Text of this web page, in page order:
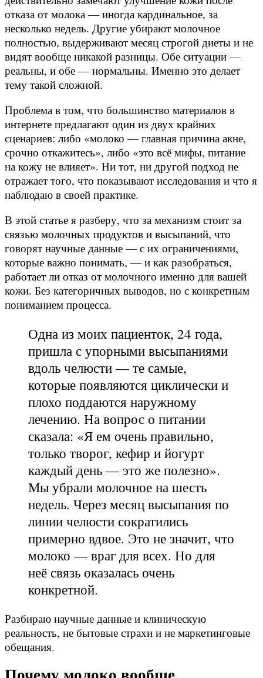
отказа от молока — иногда кардинальное, за
несколько недель. Другие убирают молочное
полностью, выдерживают месяц строгой диеты и не
видят вообще никакой разницы. Обе ситуации —
реальны, и обе — нормальны. Именно это делает
тему такой сложной.
Проблема в том, что большинство материалов в
интернете предлагают один из двух крайних
сценариев: либо «молоко — главная причина акне,
срочно откажитесь», либо «это всё мифы, питание
на кожу не влияет». Ни тот, ни другой подход не
отражает того, что показывают исследования и что я
наблюдаю в своей практике.
В этой статье я разберу, что за механизм стоит за
связью молочных продуктов и высыпаний, что
говорят научные данные — с их ограничениями,
которые важно понимать, — и как разобраться,
работает ли отказ от молочного именно для вашей
кожи. Без категоричных выводов, но с конкретным
пониманием процесса.
Одна из моих пациенток, 24 года,
пришла с упорными высыпаниями
вдоль челюсти — те самые,
которые появляются циклически и
плохо поддаются наружному
лечению. На вопрос о питании
сказала: «Я ем очень правильно,
только творог, кефир и йогурт
каждый день — это же полезно».
Мы убрали молочное на шесть
недель. Через месяц высыпания по
линии челюсти сократились
примерно вдвое. Это не значит, что
молоко — враг для всех. Но для
неё связь оказалась очень
конкретной.
Разбираю научные данные и клиническую
реальность, не бытовые страхи и не маркетинговые
обещания.